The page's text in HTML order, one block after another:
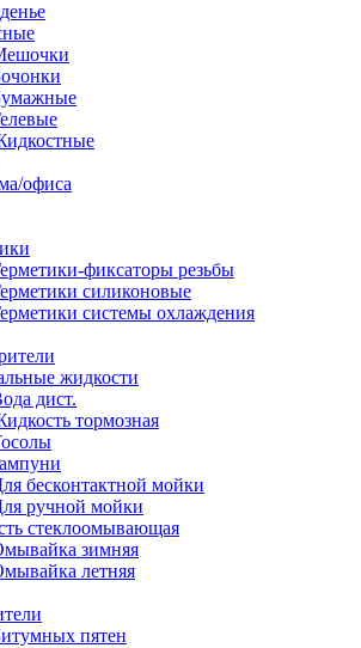
офиса
фиксаторы резьбы
силиконовые
системы охлаждения
жидкости
дист.
тормозная
бесконтактной мойки
ручной мойки
стеклоомывающая
зимняя
летняя
пятен